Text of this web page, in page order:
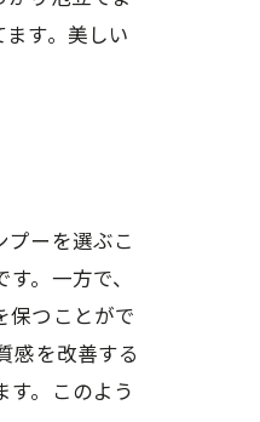
す。美しい
プーを選ぶこ
。一方で、
保つことがで
感を改善する
す。このよう